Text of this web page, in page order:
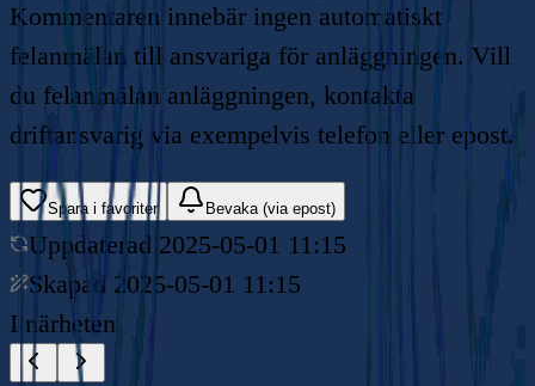
Kommentaren innebär ingen automatiskt
felanmälan till ansvariga för anläggningen. Vill
du felanmälan anläggningen, kontakta
driftansvarig via exempelvis telefon eller epost.
Spara i favoriter Bevaka (via epost)
Uppdaterad 2025-05-01 11:15
Skapad 2025-05-01 11:15
I närheten